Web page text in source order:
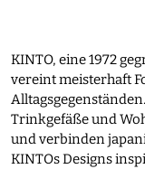
KINTO, eine 1972
vereint meisterhaft
Trinkgefäße und
und verbinden
KINTOs Designs